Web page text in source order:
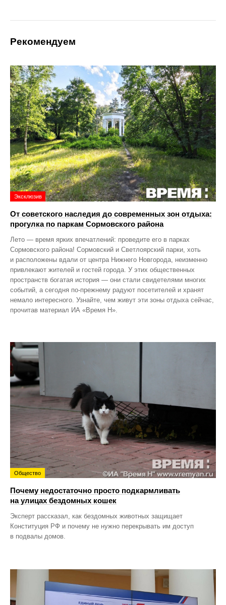
Рекомендуем
Эксклюзив
От советского наследия до современных зон отдыха:
прогулка по паркам Сормовского района
Лето — время ярких впечатлений: проведите его в парках
Сормовского района! Сормовский и Светлоярский парки, хоть
и расположены вдали от центра Нижнего Новгорода, неизменно
привлекают жителей и гостей города. У этих общественных
пространств богатая история — они стали свидетелями многих
событий, а сегодня по‑прежнему радуют посетителей и хранят
немало интересного. Узнайте, чем живут эти зоны отдыха сейчас,
прочитав материал ИА «Время Н».
Общество
Почему недостаточно просто подкармливать
на улицах бездомных кошек
Эксперт рассказал, как бездомных животных защищает
Конституция РФ и почему не нужно перекрывать им доступ
в подвалы домов.